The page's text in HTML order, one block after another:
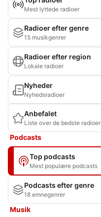
Mest lyttede radioer
Radioer efter genre
15 musikgenrer
Radioer efter region
Lokale radioer
Nyheder
Nyhedsradioer
Anbefalet
Liste over de bedste radioer
Podcasts
Top podcasts
Mest populære podcasts
Podcasts efter genre
18 emnegenrer
Musik